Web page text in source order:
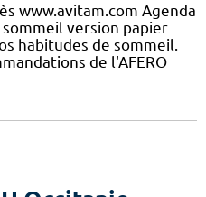
www.avitam.com Agenda
version papier
habitudes de sommeil.
de l'AFERO